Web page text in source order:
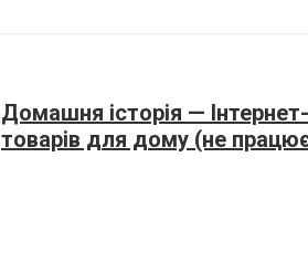
Домашня історія —
товарів для дому (не